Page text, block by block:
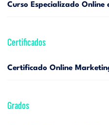
Curso Especializado Online
Certificados
Certificado Online
Grados